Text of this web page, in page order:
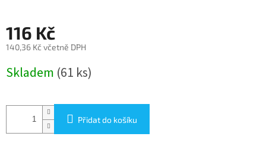
116 Kč
140,36 Kč včetně DPH
cena:
Skladem (61 ks)
Přidat do košíku